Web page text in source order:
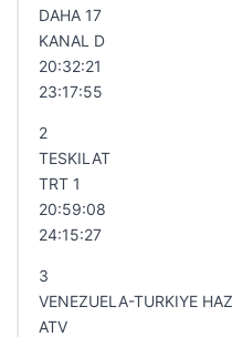
DAHA 17
KANAL D
20:32:21
23:17:55
2
TESKILAT
TRT 1
20:59:08
24:15:27
3
VENEZUELA-TURKIYE
ATV